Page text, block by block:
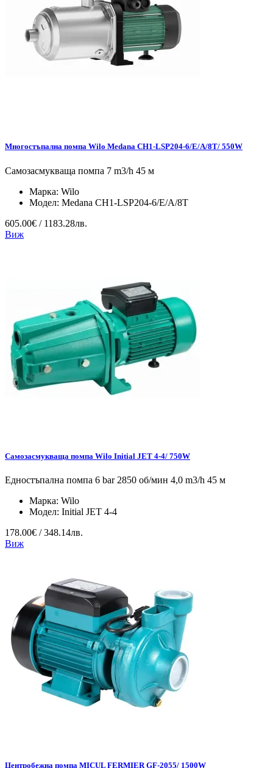
Mногостъпална помпа Wilo Medana CH1-LSP204-6/E/A/8T/ 550W
Самозасмукваща помпа 7 m3/h 45 м
Марка: Wilo
Модел: Medana CH1-LSP204-6/E/A/8T
605.00€ / 1183.28лв.
Виж
Самозасмукваща помпа Wilo Initial JET 4-4/ 750W
Едностъпална помпа 6 bar 2850 об/мин 4,0 m3/h 45 м
Марка: Wilo
Модел: Initial JET 4-4
178.00€ / 348.14лв.
Виж
Центробежна помпа MICUL FERMIER GF-2055/ 1500W